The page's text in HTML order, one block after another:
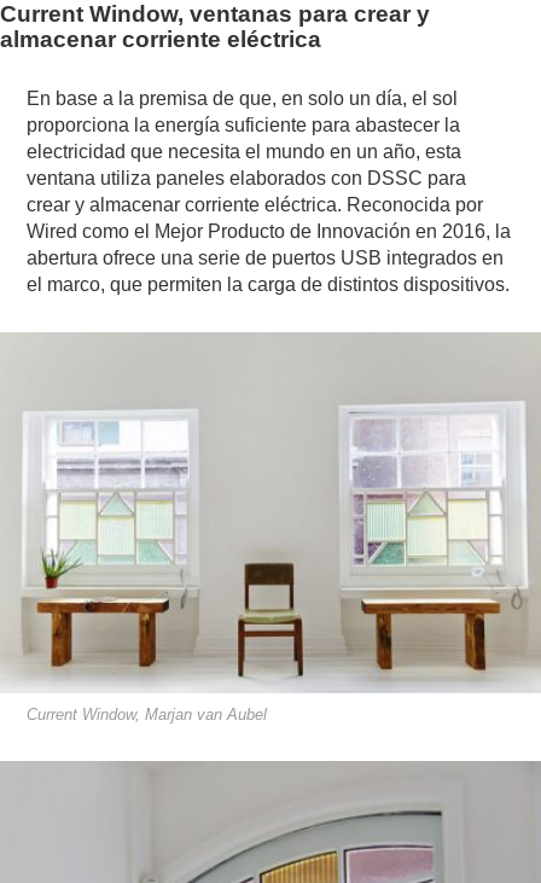
Current Window, ventanas para crear y
almacenar corriente eléctrica
En base a la premisa de que, en solo un día, el sol
proporciona la energía suficiente para abastecer la
electricidad que necesita el mundo en un año, esta
ventana utiliza paneles elaborados con DSSC para
crear y almacenar corriente eléctrica. Reconocida por
Wired como el Mejor Producto de Innovación en 2016, la
abertura ofrece una serie de puertos USB integrados en
el marco, que permiten la carga de distintos dispositivos.
Current Window, Marjan van Aubel